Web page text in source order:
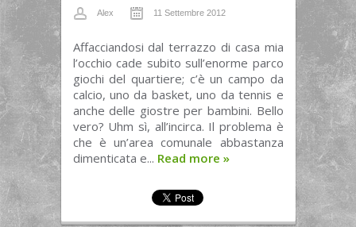
Alex 11 Settembre 2012
Affacciandosi dal terrazzo di casa mia
l’occhio cade subito sull’enorme parco
giochi del quartiere; c’è un campo da
calcio, uno da basket, uno da tennis e
anche delle giostre per bambini. Bello
vero? Uhm sì, all’incirca. Il problema è
che è un’area comunale abbastanza
dimenticata e... Read more »